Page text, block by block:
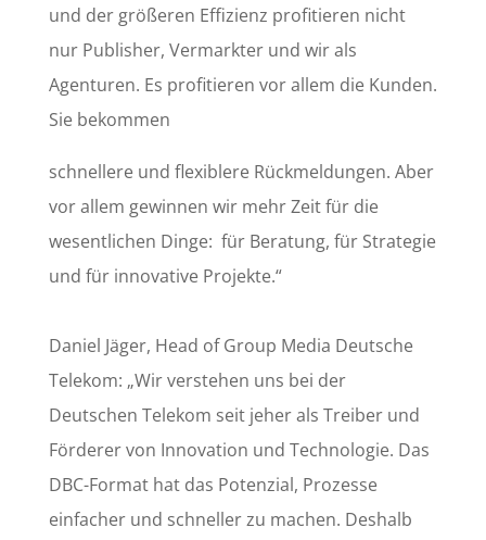
und der größeren Effizienz profitieren nicht
nur Publisher, Vermarkter und wir als
Agenturen. Es profitieren vor allem die Kunden.
Sie bekommen
schnellere und flexiblere Rückmeldungen. Aber
vor allem gewinnen wir mehr Zeit für die
wesentlichen Dinge: für Beratung, für Strategie
und für innovative Projekte.“
Daniel Jäger, Head of Group Media Deutsche
Telekom: „Wir verstehen uns bei der
Deutschen Telekom seit jeher als Treiber und
Förderer von Innovation und Technologie. Das
DBC-Format hat das Potenzial, Prozesse
einfacher und schneller zu machen. Deshalb